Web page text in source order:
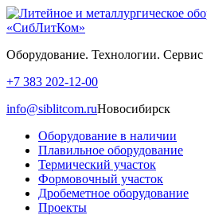
Оборудование. Технологии. Сервис
+7 383 202-12-00
info@siblitcom.ruНовосибирск
Оборудование в наличии
Плавильное оборудование
Термический участок
Формовочный участок
Дробеметное оборудование
Проекты